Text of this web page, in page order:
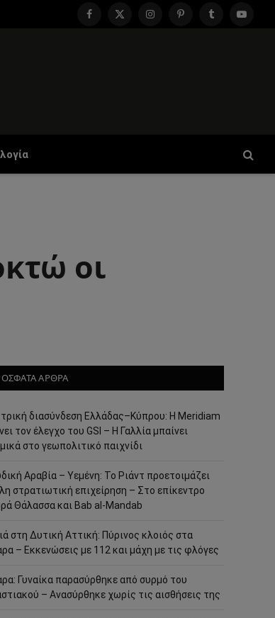
Facebook
X
InstagramPinterestTumblr
οι
ΑΡΘΡΑ
διασύνδεση Ελλάδας–Κύπρου: Η Meridiam
τον έλεγχο του GSI – Η Γαλλία μπαίνει
στο γεωπολιτικό παιχνίδι
Αραβία – Υεμένη: Το Ριάντ προετοιμάζει
στρατιωτική επιχείρηση – Στο επίκεντρο
Θάλασσα και Bab al-Mandab
στη Δυτική Αττική: Πύρινος κλοιός στα
– Εκκενώσεις με 112 και μάχη με τις φλόγες
Γυναίκα παρασύρθηκε από συρμό του
– Ανασύρθηκε χωρίς τις αισθήσεις της